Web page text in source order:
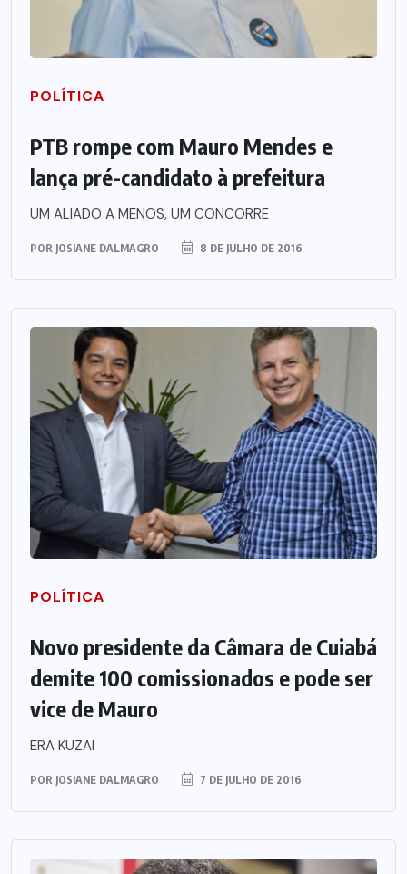
POLÍTICA
PTB rompe com Mauro Mendes e
lança pré-candidato à prefeitura
UM ALIADO A MENOS, UM CONCORRE
POR JOSIANE DALMAGRO 8 DE JULHO DE 2016
POLÍTICA
Novo presidente da Câmara de Cuiabá
demite 100 comissionados e pode ser
vice de Mauro
ERA KUZAI
POR JOSIANE DALMAGRO 7 DE JULHO DE 2016